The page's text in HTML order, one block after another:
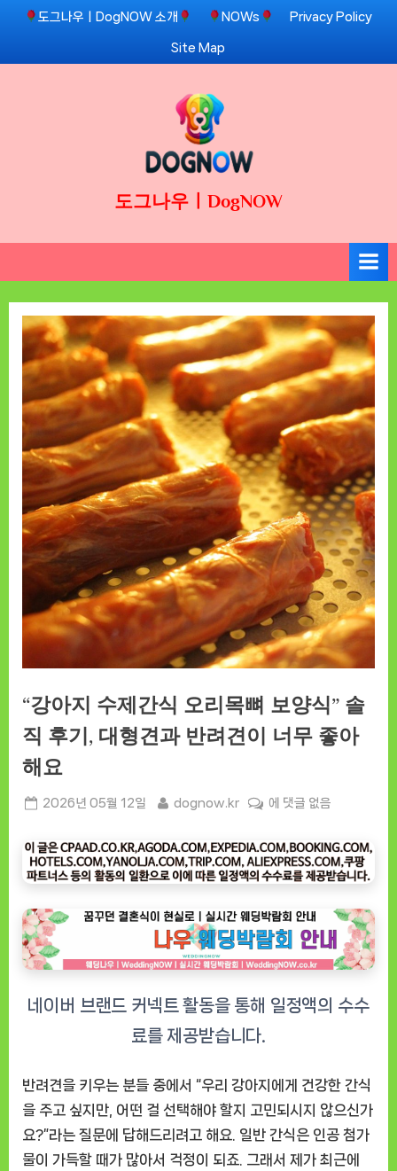
Skip
content
도그나우ㅣDogNOW 소개 NOWs Privacy Policy
Site Map
도그나우ㅣDogNOW
“강아지 수제간식 오리목뼈 보양식” 솔
직 후기, 대형견과 반려견이 너무 좋아
해요
Posted
2026년 05월 12일 By
dognow.kr
“강
지
수
제
식
오
리
뼈
식”
직
후
기,
에 댓글 없음
반려견을 키우는 분들 중에서 “우리 강아지에게 건강한 간식
을 주고 싶지만, 어떤 걸 선택해야 할지 고민되시지 않으신가
요?”라는 질문에 답해드리려고 해요. 일반 간식은 인공 첨가
물이 가득할 때가 많아서 걱정이 되죠. 그래서 제가 최근에